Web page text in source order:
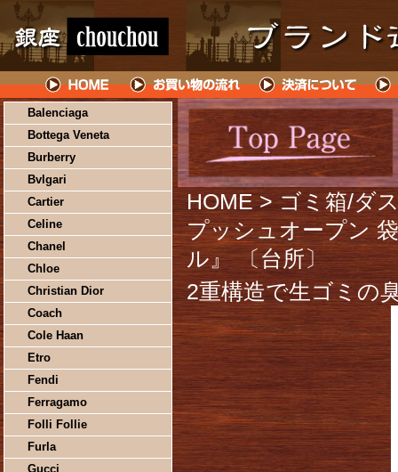
Balenciaga
Bottega Veneta
Burberry
Bvlgari
Cartier
Celine
Chanel
Chloe
Christian Dior
Coach
Cole Haan
Etro
Fendi
Ferragamo
Folli Follie
Furla
Gucci
HOME > ゴミ箱/ダ
プッシュオープン
ル』 〔台所〕
2重構造で生ゴミの